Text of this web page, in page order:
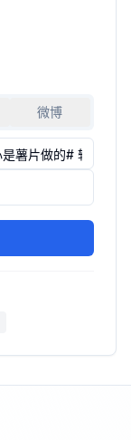
微博